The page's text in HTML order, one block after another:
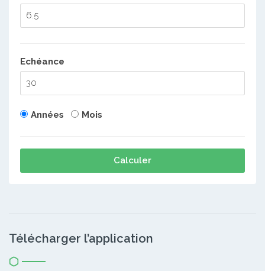
Echéance
Années Mois
Calculer
Télécharger l’application